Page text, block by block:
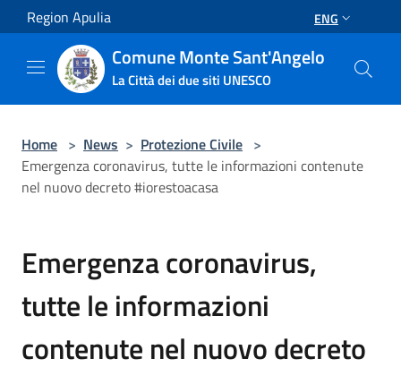
Salta al contenuto principale
Region Apulia ENG
Comune Monte Sant'Angelo
La Città dei due siti UNESCO
Home > News > Protezione Civile >
Emergenza coronavirus, tutte le informazioni contenute
nel nuovo decreto #iorestoacasa
Emergenza coronavirus,
tutte le informazioni
contenute nel nuovo decreto